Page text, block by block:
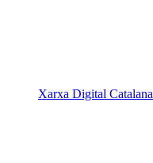
Xarxa Digital Catalana